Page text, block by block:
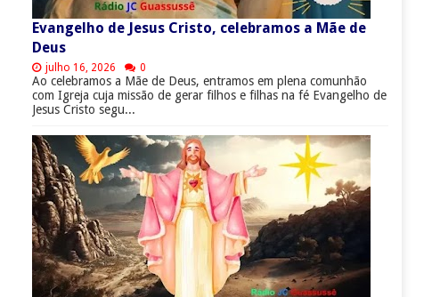
Evangelho de Jesus Cristo, celebramos a Mãe de
Deus
julho 16, 2026 0
Ao celebramos a Mãe de Deus, entramos em plena comunhão
com Igreja cuja missão de gerar filhos e filhas na fé Evangelho de
Jesus Cristo segu...